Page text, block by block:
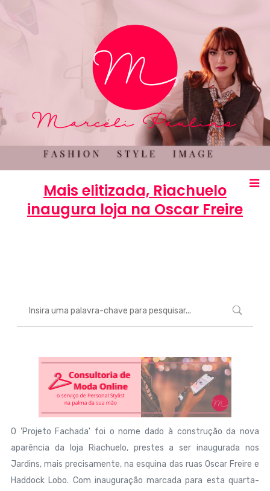
Mais elitizada, Riachuelo
inaugura loja na Oscar Freire
O 'Projeto Fachada' foi o nome dado à construção da nova
aparência da loja Riachuelo, prestes a ser inaugurada nos
Jardins, mais precisamente, na esquina das ruas Oscar Freire e
Haddock Lobo. Com inauguração marcada para esta quarta-